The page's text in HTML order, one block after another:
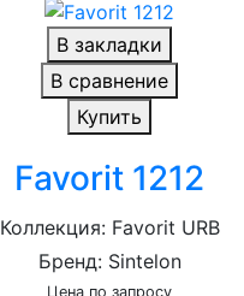
В закладки
В сравнение
Купить
Favorit 1212
Коллекция: Favorit URB
Бренд: Sintelon
Цена по запросу